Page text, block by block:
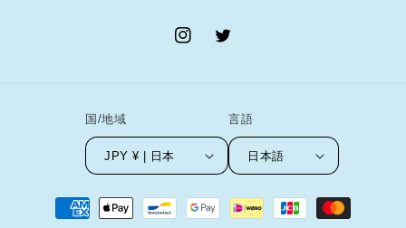
InstagramTwitter
国/地域
JPY ¥ | 日本
言語
日本語